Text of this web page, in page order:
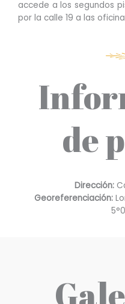
accede a los segundos
por la calle 19 a las
de
Dirección:
Georeferenciación: